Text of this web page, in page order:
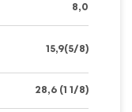
8,0
15,9(5/8)
28,6 (1 1/8)